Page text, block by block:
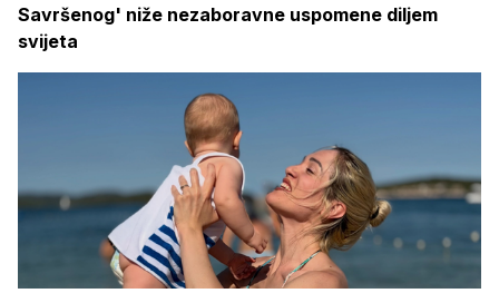
Savršenog' niže nezaboravne uspomene diljem
svijeta